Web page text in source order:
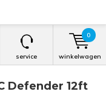
service winkelwagen
0
Defender 12ft